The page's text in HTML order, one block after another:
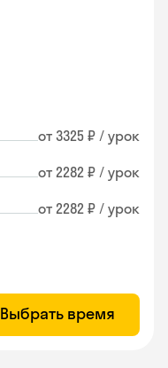
от 3325 ₽ / урок
от 2282 ₽ / урок
от 2282 ₽ / урок
Выбрать время